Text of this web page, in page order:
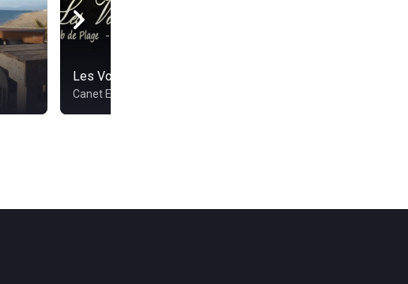
Les Voiles Blanches
Canet En Roussillon